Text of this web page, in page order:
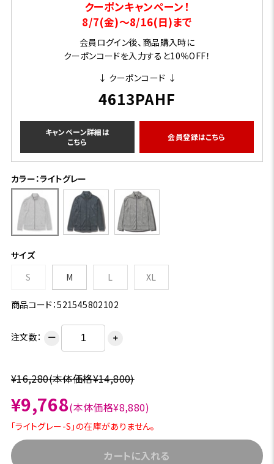
クーポンキャンペーン！
8/7(金)～8/16(日)まで
会員ログイン後、商品購入時に
クーポンコードを入力すると10％OFF！
↓ クーポンコード ↓
4613PAHF
キャンペーン詳細は
こちら
会員登録はこちら
カラー：ライトグレー
サイズ
S
M L XL
商品コード：521545802102
注文数： ー ＋
¥16,280(本体価格¥14,800)
¥9,768(本体価格¥8,880)
「ライトグレー-S」の在庫がありません。
カートに入れる